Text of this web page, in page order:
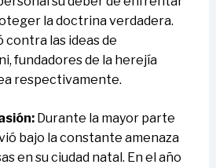
la doctrina verdadera.
contra las ideas de
fundadores de la herejía
respectivamente.
Durante la mayor parte
bajo la constante amenaza
en su ciudad natal. En el año